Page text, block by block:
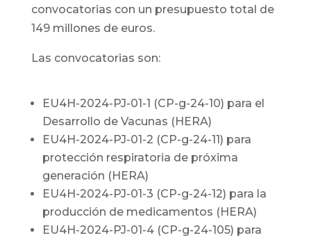
convocatorias con un presupuesto total de
149 millones de euros.
Las convocatorias son:
EU4H-2024-PJ-01-1 (CP-g-24-10) para el
Desarrollo de Vacunas (HERA)
EU4H-2024-PJ-01-2 (CP-g-24-11) para
protección respiratoria de próxima
generación (HERA)
EU4H-2024-PJ-01-3 (CP-g-24-12) para la
producción de medicamentos (HERA)
EU4H-2024-PJ-01-4 (CP-g-24-105) para